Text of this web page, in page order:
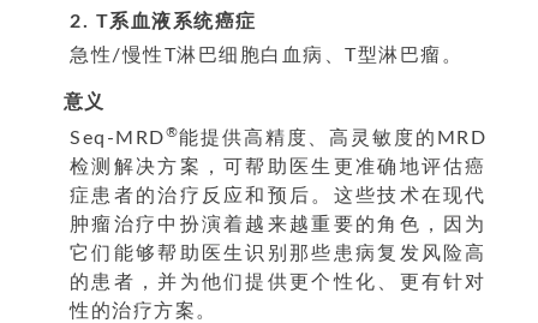
2. T系血液系统癌症
急性/慢性T淋巴细胞白血病、T型淋巴瘤。
意义
Seq-MRD®能提供高精度、高灵敏度的MRD
检测解决方案，可帮助医生更准确地评估癌
症患者的治疗反应和预后。这些技术在现代
肿瘤治疗中扮演着越来越重要的角色，因为
它们能够帮助医生识别那些患病复发风险高
的患者，并为他们提供更个性化、更有针对
性的治疗方案。